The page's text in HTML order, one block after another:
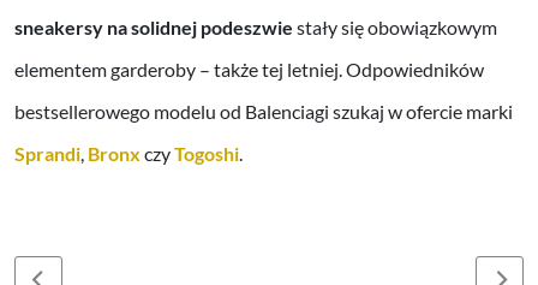
sneakersy na solidnej podeszwie stały się obowiązkowym
elementem garderoby – także tej letniej. Odpowiedników
bestsellerowego modelu od Balenciagi szukaj w ofercie marki
Sprandi Bronx czyTogoshi